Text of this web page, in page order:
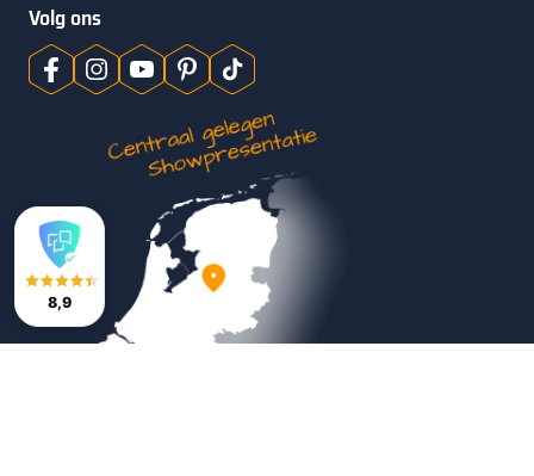
Volg ons
8,9